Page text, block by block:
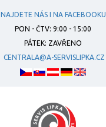
NAJDETE NÁS I NA FACEBOOKU
PON - ČTV: 9:00 - 15:00
PÁTEK: ZAVŘENO
CENTRALA@A-SERVISLIPKA.CZ